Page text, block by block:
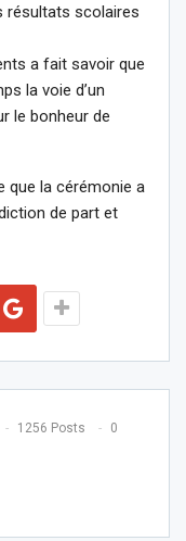
résultats scolaires
a fait savoir que
la voie d’un
le bonheur de
que la cérémonie a
de part et
1256 Posts 0